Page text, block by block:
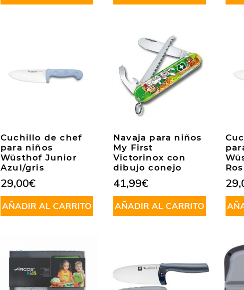
Cuchillo de chef
para niños
Wüsthof Junior
Azul/gris
29,00€
AÑADIR AL CARRITO
Navaja para niños
My First
Victorinox con
dibujo conejo
41,99€
AÑADIR AL CARRITO